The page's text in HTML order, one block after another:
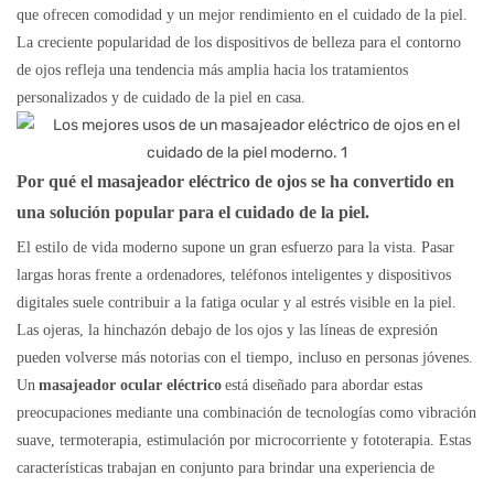
que ofrecen comodidad y un mejor rendimiento en el cuidado de la piel.
La creciente popularidad de los dispositivos de belleza para el contorno
de ojos refleja una tendencia más amplia hacia los tratamientos
personalizados y de cuidado de la piel en casa.
Por qué el masajeador eléctrico de ojos se ha convertido en
una solución popular para el cuidado de la piel.
El estilo de vida moderno supone un gran esfuerzo para la vista. Pasar
largas horas frente a ordenadores, teléfonos inteligentes y dispositivos
digitales suele contribuir a la fatiga ocular y al estrés visible en la piel.
Las ojeras, la hinchazón debajo de los ojos y las líneas de expresión
pueden volverse más notorias con el tiempo, incluso en personas jóvenes.
Un masajeador ocular eléctrico está diseñado para abordar estas
preocupaciones mediante una combinación de tecnologías como vibración
suave, termoterapia, estimulación por microcorriente y fototerapia. Estas
características trabajan en conjunto para brindar una experiencia de